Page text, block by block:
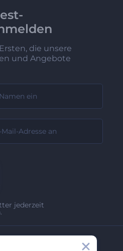
die unsere
und Angebote
jederzeit